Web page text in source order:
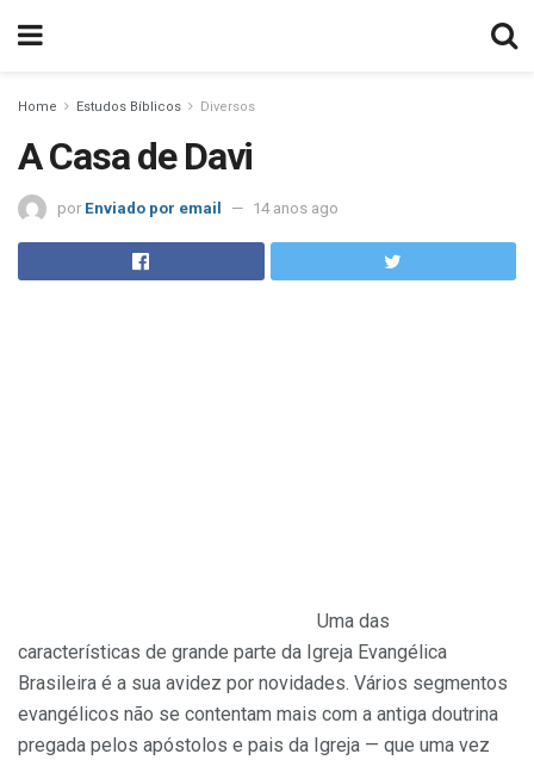
Home Estudos Bíblicos Diversos
A Casa de Davi
por Enviado por email 14 anos ago
Uma das
características de grande parte da Igreja Evangélica
Brasileira é a sua avidez por novidades. Vários segmentos
evangélicos não se contentam mais com a antiga doutrina
pregada pelos apóstolos e pais da Igreja — que uma vez